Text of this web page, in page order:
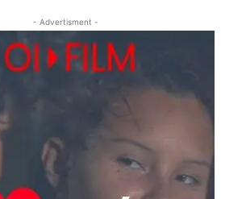
- Advertisment -